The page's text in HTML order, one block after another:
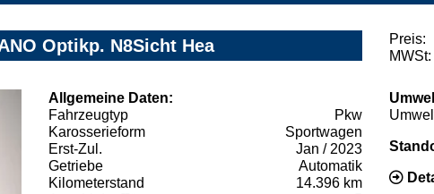
Optikp. N8Sicht Hea Preis:
MWSt:
Allgemeine Daten:
Fahrzeugtyp
Pkw
Karosserieform
Sportwagen
Erst-Zul.
Jan / 2023
Getriebe
Automatik
Kilometerstand
14.396 km